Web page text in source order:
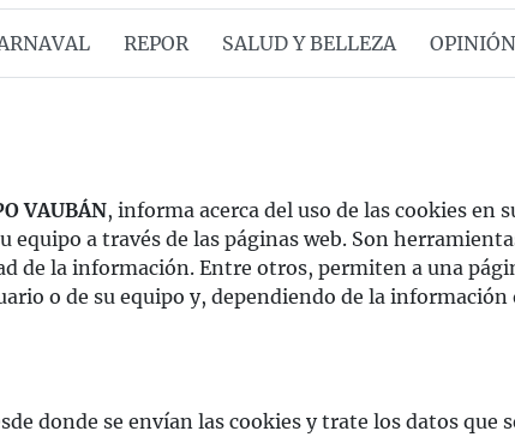
REPOR SALUD Y BELLEZA OPINIÓN
VAUBÁN, informa acerca del uso de las cookies en
equipo a través de las páginas web. Son
de la información. Entre otros, permiten a una
o de su equipo y, dependiendo de la
donde se envían las cookies y trate los datos que